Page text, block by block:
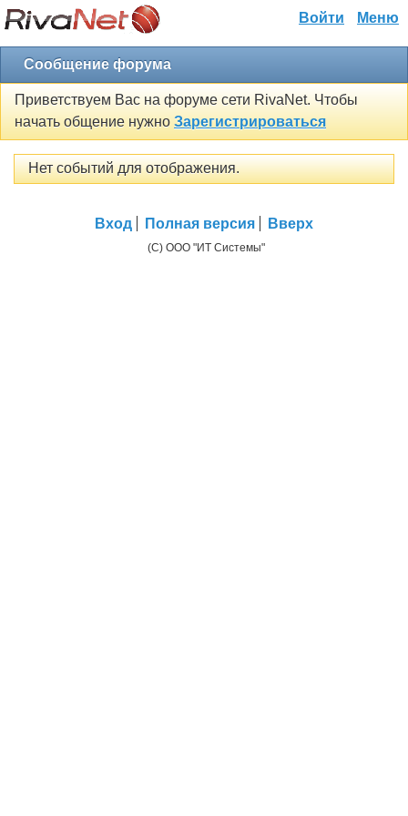
Войти Меню
Сообщение форума
Приветствуем Вас на форуме сети RivaNet. Чтобы
начать общение нужно Зарегистрироваться
Нет событий для отображения.
Вход Полная версия Вверх
(C) ООО "ИТ Системы"